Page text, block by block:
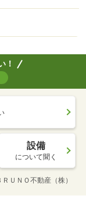
！
設備
について聞く
ＵＮＯ不動産（株）